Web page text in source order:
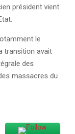
président vient
le
transition avait
des
massacres du